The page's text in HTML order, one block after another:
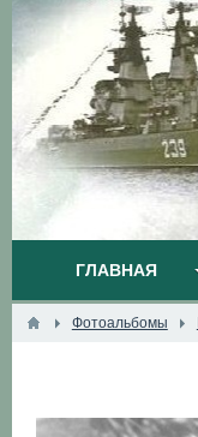
ГЛАВНАЯ
Фотоальбомы